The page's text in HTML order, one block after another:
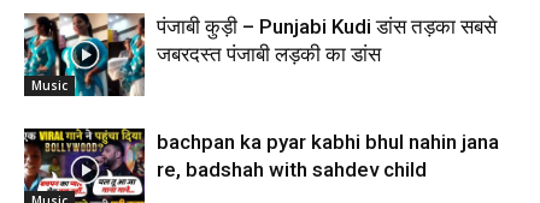
Music
पंजाबी कुड़ी – Punjabi Kudi डांस तड़का सबसे
जबरदस्त पंजाबी लड़की का डांस
bachpan ka pyar kabhi bhul nahin jana
re, badshah with sahdev child